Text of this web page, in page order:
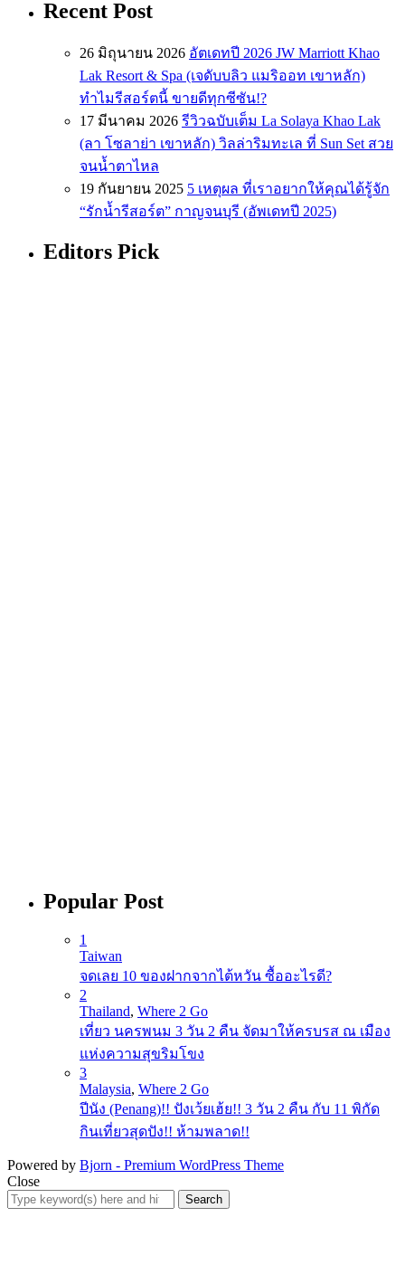
Recent Post
26 มิถุนายน 2026 อัตเดทปี 2026 JW Marriott Khao
Lak Resort & Spa (เจดับบลิว แมริออท เขาหลัก)
ทำไมรีสอร์ตนี้ ขายดีทุกซีซัน!?
17 มีนาคม 2026 รีวิวฉบับเต็ม La Solaya Khao Lak
(ลา โซลาย่า เขาหลัก) วิลล่าริมทะเล ที่ Sun Set สวย
จนน้ำตาไหล
19 กันยายน 2025 5 เหตุผล ที่เราอยากให้คุณได้รู้จัก
“รักน้ำรีสอร์ต” กาญจนบุรี (อัพเดทปี 2025)
Editors Pick
Popular Post
1
Taiwan
จดเลย 10 ของฝากจากไต้หวัน ซื้ออะไรดี?
2
Thailand, Where 2 Go
เที่ยว นครพนม 3 วัน 2 คืน จัดมาให้ครบรส ณ เมือง
แห่งความสุขริมโขง
3
Malaysia, Where 2 Go
ปีนัง (Penang)!! ปังเว้ยเฮ้ย!! 3 วัน 2 คืน กับ 11 พิกัด
กินเที่ยวสุดปัง!! ห้ามพลาด!!
Powered by Bjorn - Premium WordPress Theme
Close